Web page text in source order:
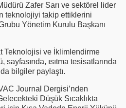
Zafer Sarı ve sektörel lider
teknolojiyi takip ettiklerini
Yönetim Kurulu Başkanı
Teknolojisi ve İklimlendirme
ısıtma tesisatlarında
bilgiler paylaştı.
Journal Dergisi’nden
Düşük Sıcaklıkta